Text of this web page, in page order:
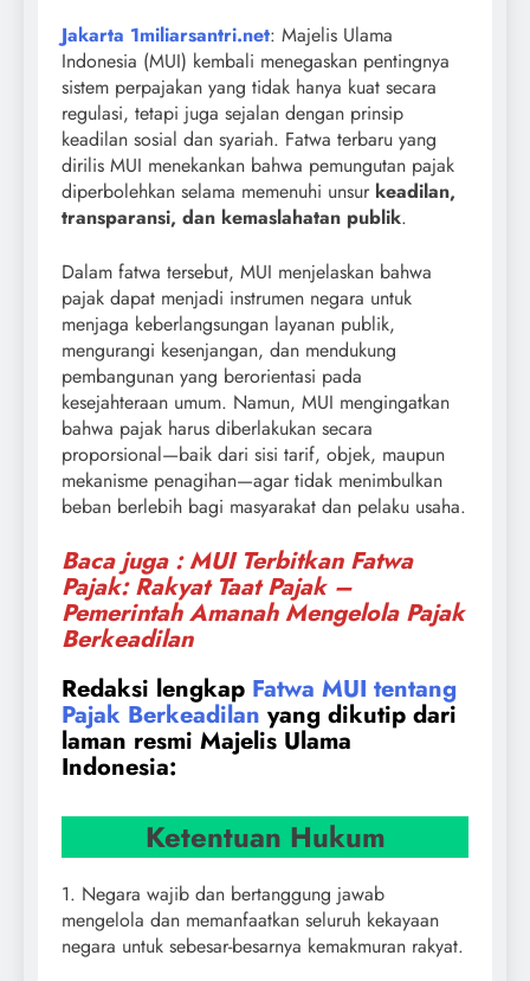
Jakarta 1miliarsantri.net: Majelis Ulama
Indonesia (MUI) kembali menegaskan pentingnya
sistem perpajakan yang tidak hanya kuat secara
regulasi, tetapi juga sejalan dengan prinsip
keadilan sosial dan syariah. Fatwa terbaru yang
dirilis MUI menekankan bahwa pemungutan pajak
diperbolehkan selama memenuhi unsur keadilan,
transparansi, dan kemaslahatan publik.
Dalam fatwa tersebut, MUI menjelaskan bahwa
pajak dapat menjadi instrumen negara untuk
menjaga keberlangsungan layanan publik,
mengurangi kesenjangan, dan mendukung
pembangunan yang berorientasi pada
kesejahteraan umum. Namun, MUI mengingatkan
bahwa pajak harus diberlakukan secara
proporsional—baik dari sisi tarif, objek, maupun
mekanisme penagihan—agar tidak menimbulkan
beban berlebih bagi masyarakat dan pelaku usaha.
Baca juga : MUI Terbitkan Fatwa
Pajak: Rakyat Taat Pajak –
Pemerintah Amanah Mengelola Pajak
Berkeadilan
Redaksi lengkap Fatwa MUI tentang
Pajak Berkeadilan yang dikutip dari
laman resmi Majelis Ulama
Indonesia:
Ketentuan Hukum
1. Negara wajib dan bertanggung jawab
mengelola dan memanfaatkan seluruh kekayaan
negara untuk sebesar-besarnya kemakmuran rakyat.